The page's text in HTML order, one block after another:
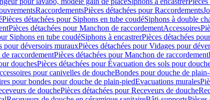
RaccordementsPièces détachées pour Raccordements
Pièces détachées pour Siphons en tube coudéSiphons à double
Pièces détachées pour Manchon de raccordementAccessoires
Siphons en tube coudéSiphons à encastrerPièces détachées
pour déversoirs murauxPièces détachées pour Vidages pour
raccordementPièces détachées pour Manchon de raccordement
douchesPièces détachées pour Évacuation des sols pour
pour canivelles de doucheBondes pour douche de
pour bondes pour douche de plain-piedEvacuations murales
de douchePièces détachées pour Receveurs de douche